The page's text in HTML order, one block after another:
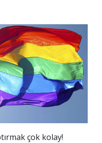
çok kolay!